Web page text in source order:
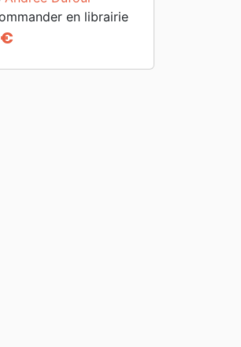
en librairie